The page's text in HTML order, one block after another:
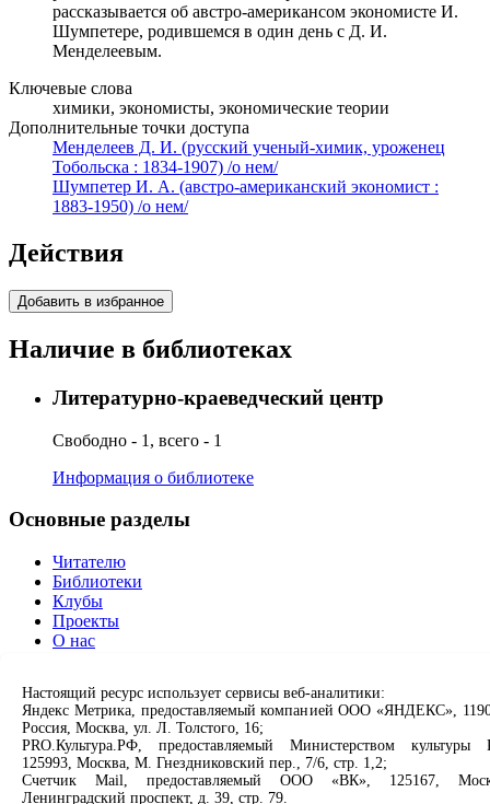
рассказывается об австро-американсом экономисте И.
Шумпетере, родившемся в один день с Д. И.
Менделеевым.
Ключевые слова
химики, экономисты, экономические теории
Дополнительные точки доступа
Менделеев Д. И. (русский ученый-химик, уроженец
Тобольска : 1834-1907) /о нем/
Шумпетер И. А. (австро-американский экономист :
1883-1950) /о нем/
Действия
Добавить в избранное
Наличие в библиотеках
Литературно-краеведческий центр
Свободно - 1, всего - 1
Информация о библиотеке
Основные разделы
Читателю
Библиотеки
Клубы
Проекты
О нас
Сервисы
Продлить книгу
Спроси библиотекаря
Спроси краеведа
Настоящий ресурс использует сервисы веб-аналитики:
Яндекс Метрика, предоставляемый компанией ООО «ЯНДЕКС»,
Россия, Москва, ул. Л. Толстого, 16;
PRO.Культура.РФ, предоставляемый Министерством культуры
125993, Москва, М. Гнездниковский пер., 7/6, стр. 1,2;
Счетчик Mail, предоставляемый ООО «ВК», 125167,
Ленинградский проспект, д. 39, стр. 79.